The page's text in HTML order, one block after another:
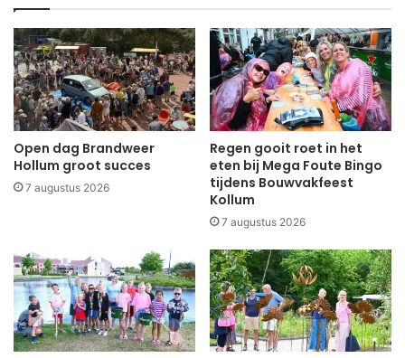
Open dag Brandweer
Hollum groot succes
7 augustus 2026
Regen gooit roet in het
eten bij Mega Foute Bingo
tijdens Bouwvakfeest
Kollum
7 augustus 2026